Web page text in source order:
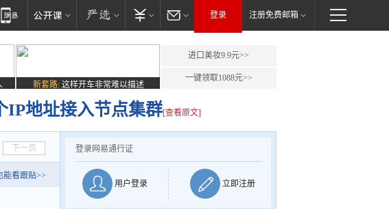
登录 注册免费邮箱
新套路: 这样开车非常难以描述
进口美妆9.9元>>
一键领取1088元>>
IP地址接入节点集群[查看原文]
下一页
能看跟贴>>
登录网易通行证
用户登录 立即注册